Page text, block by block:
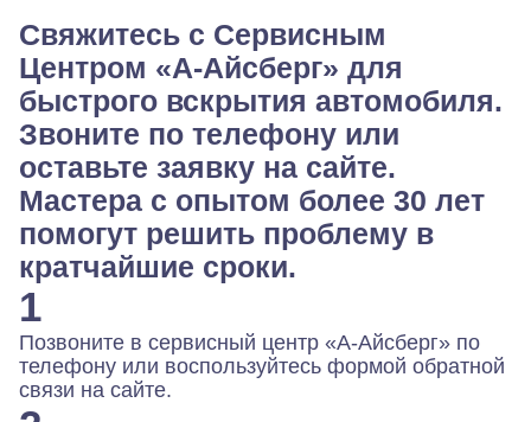
Свяжитесь с Сервисным
Центром «А-Айсберг» для
быстрого вскрытия автомобиля.
Звоните по телефону или
оставьте заявку на сайте.
Мастера с опытом более 30 лет
помогут решить проблему в
кратчайшие сроки.
1
Позвоните в сервисный центр «А-Айсберг» по
телефону или воспользуйтесь формой обратной
связи на сайте.